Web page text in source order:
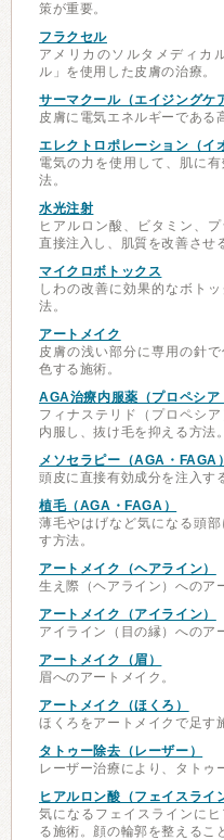
策が重要。
フラクセル
アメリカのソルタメディカ
ル」を使用した皮膚の治療。
サーマクール（エイジングケ
皮膚に電気エネルギーである
エレクトロポレーション（イ
電気の力を使用して、肌に
法。
水光注射
ヒアルロン酸、ビタミン、
直接注入し、肌質を改善させ
マイクロボトックス
しわの改善に効果的なボト
法。
アートメイク
皮膚の浅い部分に専用の針
色する施術。
AGA治療内服薬（プロペシ
フィナステリド（プロペシ
内服し、抜け毛を抑える方法。
メソセラピー（AGA・FAGA）
頭皮に直接有効成分を注入す
植毛（AGA・FAGA）
薄毛やはげなど気になる頭
す方法。
アートメイク（ヘアライン）
生え際（ヘアライン）へのア
アートメイク（アイライン）
アイライン（目の縁）へのア
アートメイク（眉）
眉へのアートメイク。
アートメイク（ほくろ）
ほくろをアートメイクで足す
タトゥー除去（レーザー）
レーザー治療により、タトゥ
ヒアルロン酸（フェイスライ
気になるフェイスラインに
る施術。顔の輪郭を整えるこ